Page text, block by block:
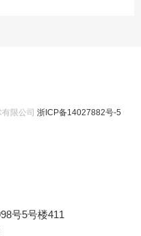
限公司 浙ICP备14027882号-5
号5号楼411